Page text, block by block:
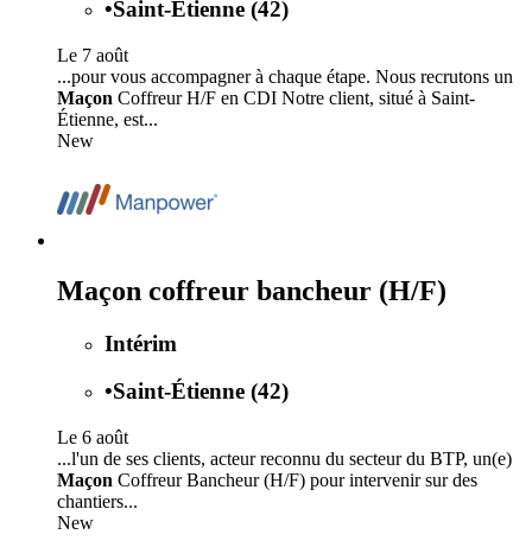
•Saint-Étienne (42)
Le 7 août
...pour vous accompagner à chaque étape. Nous recrutons un
Maçon Coffreur H/F en CDI Notre client, situé à Saint-
Étienne, est...
New
Maçon coffreur bancheur (H/F)
Intérim
•Saint-Étienne (42)
Le 6 août
...l'un de ses clients, acteur reconnu du secteur du BTP, un(e)
Maçon Coffreur Bancheur (H/F) pour intervenir sur des
chantiers...
New